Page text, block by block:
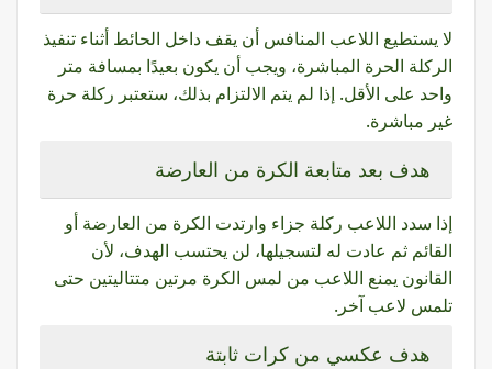
لا يستطيع اللاعب المنافس أن يقف داخل الحائط أثناء تنفيذ
الركلة الحرة المباشرة، ويجب أن يكون بعيدًا بمسافة متر
واحد على الأقل. إذا لم يتم الالتزام بذلك، ستعتبر ركلة حرة
غير مباشرة.
هدف بعد متابعة الكرة من العارضة
إذا سدد اللاعب ركلة جزاء وارتدت الكرة من العارضة أو
القائم ثم عادت له لتسجيلها، لن يحتسب الهدف، لأن
القانون يمنع اللاعب من لمس الكرة مرتين متتاليتين حتى
تلمس لاعب آخر.
هدف عكسي من كرات ثابتة